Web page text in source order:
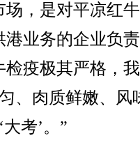
，是对平凉红
港业务的企业负
检疫极其严格，
、肉质鲜嫩、风
考’。”